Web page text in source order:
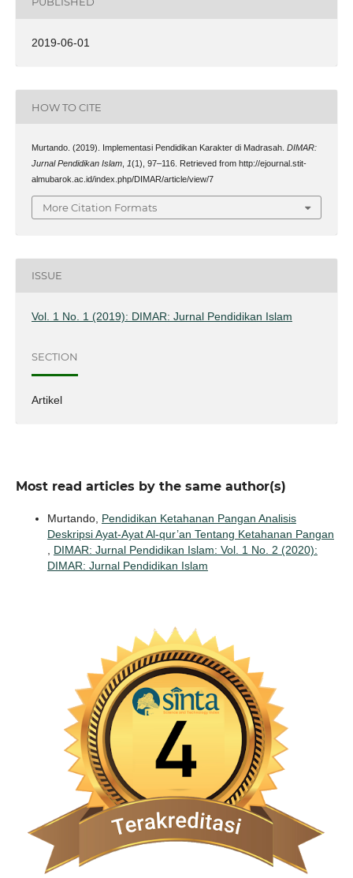
2019-06-01
HOW TO CITE
Murtando. (2019). Implementasi Pendidikan Karakter di Madrasah. DIMAR:
Jurnal Pendidikan Islam, 1(1), 97–116. Retrieved from http://ejournal.stit-
almubarok.ac.id/index.php/DIMAR/article/view/7
More Citation Formats
ISSUE
Vol. 1 No. 1 (2019): DIMAR: Jurnal Pendidikan Islam
SECTION
Artikel
Most read articles by the same author(s)
Murtando, Pendidikan Ketahanan Pangan Analisis
Deskripsi Ayat-Ayat Al-qur’an Tentang Ketahanan Pangan
DIMAR: Jurnal Pendidikan Islam: Vol. 1 No. 2 (2020):
DIMAR: Jurnal Pendidikan Islam